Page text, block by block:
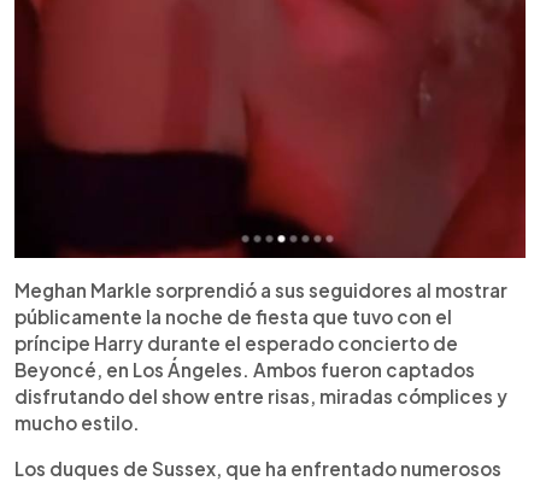
Meghan Markle sorprendió a sus seguidores al mostrar
públicamente la noche de fiesta que tuvo con el
príncipe Harry durante el esperado concierto de
Beyoncé, en Los Ángeles. Ambos fueron captados
disfrutando del show entre risas, miradas cómplices y
mucho estilo.
Los duques de Sussex, que ha enfrentado numerosos